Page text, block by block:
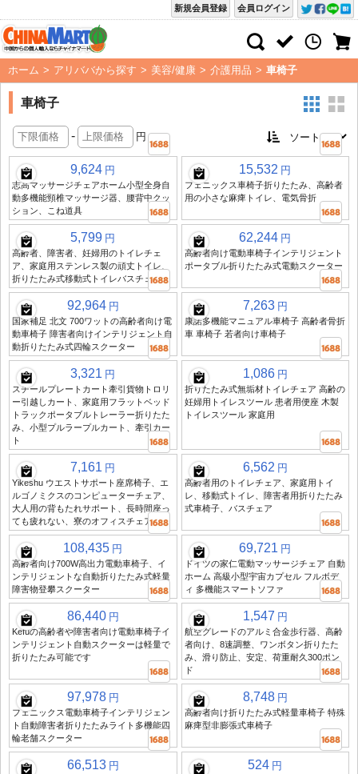
会員ログイン
新規会員登録
ホーム > アリババから探す > 美容/健康 > 介護用品 > 車椅子
車椅子
- 円
9,624 円
志高マッサージチェアホーム小型全身自
動多機能頸椎マッサージ器、腰背中クッ
ション、こね道具
15,532 円
フェニックス車椅子折りたたみ、高齢者
用の小さな麻痺トイレ、電気骨折
5,799 円
高齢者、障害者、妊婦用のトイレチェ
ア、家庭用ステンレス製の頑丈トイレ、
折りたたみ式移動式トイレバスチェア
62,244 円
高齢者向け電動車椅子インテリジェント
ポータブル折りたたみ式電動スクーター
92,964 円
国家補足 北文 700ワットの高齢者向け電
動車椅子 障害者向けインテリジェント自
動折りたたみ式四輪スクーター
7,263 円
康諾多機能マニュアル車椅子 高齢者骨折
車 車椅子 若者向け車椅子
3,321 円
スチールプレートカート牽引貨物トロリ
ー引越しカート、家庭用フラットベッド
トラックポータブルトレーラー折りたた
み、小型プルラープルカート、牽引カー
ト
1,086 円
折りたたみ式無垢材トイレチェア 高齢の
妊婦用トイレスツール 患者用便座 木製
トイレスツール 家庭用
7,161 円
Yikeshu ウエストサポート座席椅子、エ
ルゴノミクスのコンピューターチェア、
大人用の背もたれサポート、長時間座っ
ても疲れない、寮のオフィスチェア
6,562 円
高齢者用のトイレチェア、家庭用トイ
レ、移動式トイレ、障害者用折りたたみ
式車椅子、バスチェア
108,435 円
高齢者向け700W高出力電動車椅子、イ
ンテリジェントな自動折りたたみ式軽量
障害物登攀スクーター
69,721 円
ドイツの家仁電動マッサージチェア 自動
ホーム 高級小型宇宙カプセル フルボデ
ィ 多機能スマートソファ
86,440 円
Kefuの高齢者や障害者向け電動車椅子イ
ンテリジェント自動スクーターは軽量で
折りたたみ可能です
1,547 円
航空グレードのアルミ合金歩行器、高齢
者向け、8速調整、ワンボタン折りたた
み、滑り防止、安定、荷重耐久300ポン
ド
97,978 円
フェニックス電動車椅子インテリジェン
ト自動障害者折りたたみライト多機能四
輪老舗スクーター
8,748 円
高齢者向け折りたたみ式軽量車椅子 特殊
麻痺型非膨張式車椅子
66,513 円 524 円